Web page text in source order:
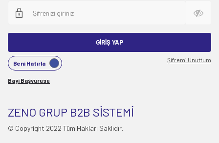
GIRIŞ YAP
Beni Hatırla Şifremi Unuttum
Bayi Başvurusu
ZENO GRUP B2B SİSTEMİ
© Copyright 2022 Tüm Hakları Saklıdır.